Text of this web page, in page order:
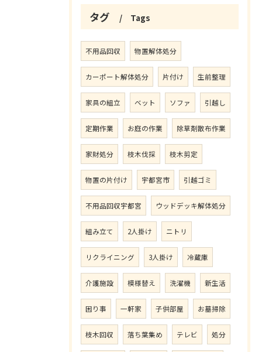
タグ Tags
不用品回収 物置解体処分
カーポート解体処分 片付け 生前整理
家具の組立 ベット ソファ 引越し
定期作業 お庭の作業 除草剤散布作業
家財処分 枝木伐採 枝木剪定
物置の片付け 宇都宮市 引越ゴミ
不用品回収宇都宮 ウッドデッキ解体処分
組み立て 2人掛け ニトリ
リクライニング 3人掛け 冷蔵庫
介護施設 模様替え 洗濯機 新生活
困り事 一軒家 子供部屋 お墓掃除
枝木回収 落ち葉集め テレビ 処分